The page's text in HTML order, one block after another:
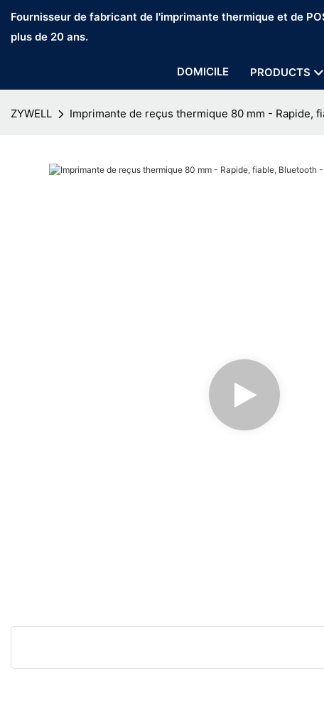
Fournisseur de fabricant de l'imprimante thermique et de
plus de 20 ans.
DOMICILE PRODUCTS
ZYWELL Imprimante de reçus thermique 80 mm - Rapide,